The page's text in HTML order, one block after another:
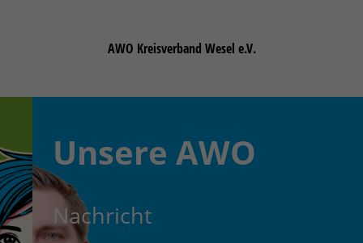
AWO Kreisverband Wesel e.V.
Unsere AWO
Nachricht